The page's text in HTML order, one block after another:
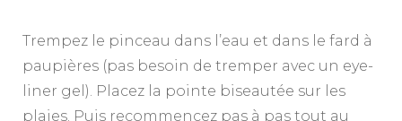
Trempez le pinceau dans l’eau et dans le fard à
paupières (pas besoin de tremper avec un eye-
liner gel). Placez la pointe biseautée sur les
plaies. Puis recommencez pas à pas tout au